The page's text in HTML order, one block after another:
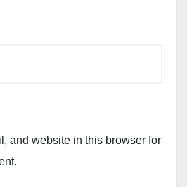
and website in this browser for